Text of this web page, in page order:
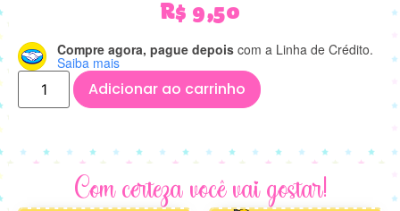
R$ 9,50
Compre agora, pague depois com a Linha de Crédito.
Saiba mais
Adicionar ao carrinho
Com certeza você vai gostar!